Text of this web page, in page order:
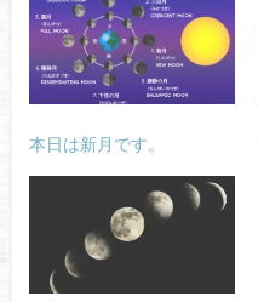
本日は新月です。